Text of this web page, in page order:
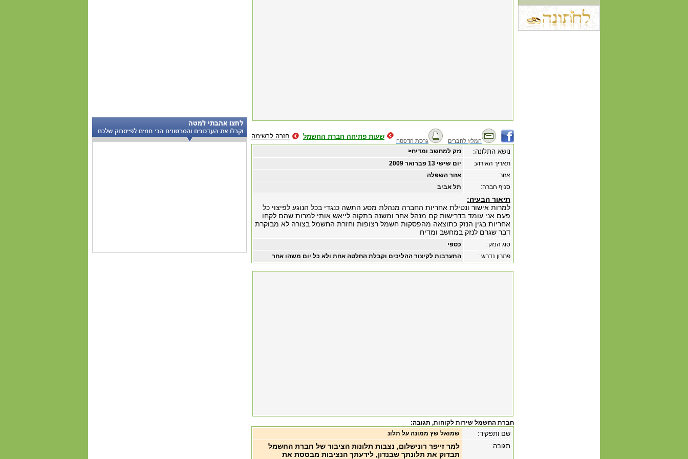
חזרה לרשימה שעות פתיחה חברת החשמל
גרסת הדפסה המלץ לחברים
נזק למחשב ומדיח< נושא התלונה:
‏יום שישי ‏13 ‏פברואר ‏2009
תאריך האירוע:
אזור השפלה
אזור:
תל אביב
סניף חברה:
תיאור הבעיה:
למרות אישור ונטילת אחריות החברה מנהלת מסע התשה כנגדי בכל הנוגע לפיצוי כל
פעם אני עומד בדרישות קם מנהל אחר ומשנה בתקוה לייאש אותי למרות שהם לקחו
אחריות בגין הנזק כתוצאה מהפסקות חשמל רצופות וחזרת החשמל בצורה לא מבוקרת
דבר שגרם לנזק במחשב ומדיח
כספי
סוג הנזק :
התערבות לקיצור ההליכים וקבלת החלטה אחת ולא כל יום משהו אחר
פתרון נדרש :
חברת החשמל שירות לקוחות, תגובה:
שמואל שץ ממונה על תלונ
שם ותפקיד:
למר זייפר רונישלום, נצבות תלונות הציבור של חברת החשמל
תבדוק את תלונתך שבנדון, לידעתך הנציבות מבססת את
תגובה: